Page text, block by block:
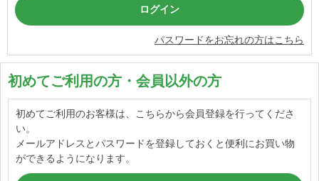
パスワードをお忘れの方はこちら
初めてご利用の方・会員以外の方
初めてご利用のお客様は、こちらから会員登録を行ってくださ
い。
メールアドレスとパスワードを登録しておくと便利にお買い物
ができるようになります。